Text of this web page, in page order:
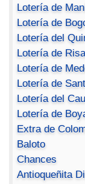
Lotería de
Lotería de
Lotería del
Lotería de
Lotería de
Lotería de
Lotería del
Lotería de
Extra de
Baloto
Chances
Antioqueñita